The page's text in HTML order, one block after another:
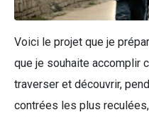
Voici le projet que je
que je souhaite accomplir
traverser et découvrir,
contrées les plus